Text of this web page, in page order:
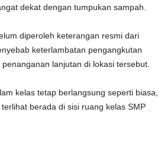
dekat dengan tumpukan sampah.
diperoleh keterangan resmi dari
keterlambatan pengangkutan
lanjutan di lokasi tersebut.
kelas tetap berlangsung seperti biasa,
berada di sisi ruang kelas SMP